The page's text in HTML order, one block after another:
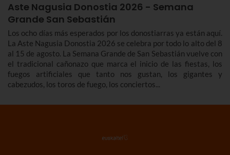
Aste Nagusia Donostia 2026 - Semana
Grande San Sebastián
Los ocho días más esperados por los donostiarras ya están aquí.
La Aste Nagusia Donostia 2026 se celebra por todo lo alto del 8
al 15 de agosto. La Semana Grande de San Sebastián vuelve con
el tradicional cañonazo que marca el inicio de las fiestas, los
fuegos artificiales que tanto nos gustan, los gigantes y
cabezudos, los toros de fuego, los conciertos...